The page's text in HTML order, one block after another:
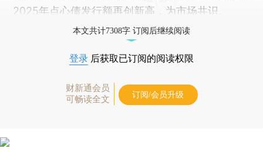
2025年点心债发行额再创新高，为市场共识。
本文共计7308字 订阅后继续阅读
登录 后获取已订阅的阅读权限
财新通会员
可畅读全文
订阅/会员升级